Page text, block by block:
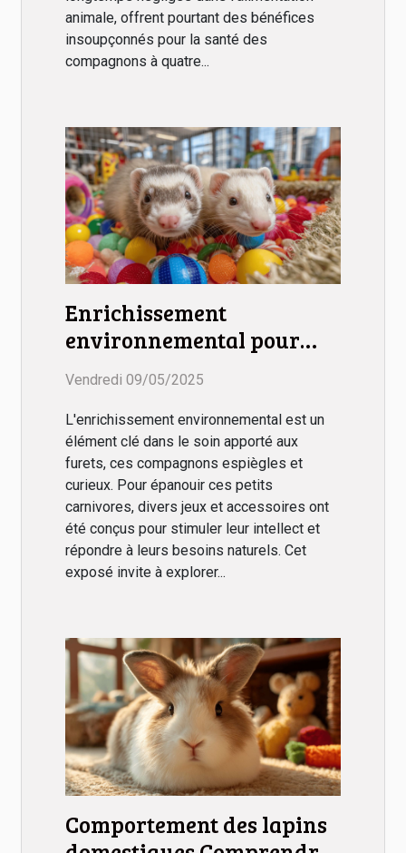
animale, offrent pourtant des bénéfices
insoupçonnés pour la santé des
compagnons à quatre...
Enrichissement
environnemental pour
furets jeux et accessoires
Vendredi 09/05/2025
L'enrichissement environnemental est un
élément clé dans le soin apporté aux
furets, ces compagnons espiègles et
curieux. Pour épanouir ces petits
carnivores, divers jeux et accessoires ont
été conçus pour stimuler leur intellect et
répondre à leurs besoins naturels. Cet
exposé invite à explorer...
Comportement des lapins